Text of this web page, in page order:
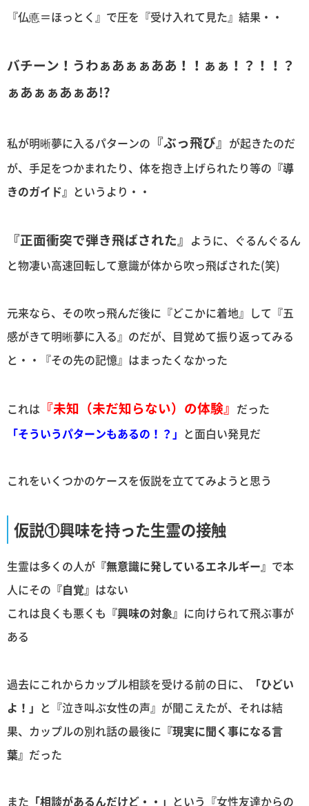
『仏悳＝ほっとく』で圧を『受け入れて見た』結果・・
バチーン！うわぁあぁぁああ！！ぁぁ！？！！？
ぁあぁぁあぁあ!?
私が明晰夢に入るパターンの 『ぶっ飛び』 が起きたのだ
が、手足をつかまれたり、体を抱き上げられたり等の 『導
きのガイド』 というより・・
『正面衝突で弾き飛ばされた』 ように、ぐるんぐるん
と物凄い高速回転して意識が体から吹っ飛ばされた(笑)
元来なら、その吹っ飛んだ後に『どこかに着地』して『五
感がきて明晰夢に入る』のだが、目覚めて振り返ってみる
と・・『その先の記憶』はまったくなかった
これは 『未知（未だ知らない）の体験』 だった
「そういうパターンもあるの！？」 と面白い発見だ
これをいくつかのケースを仮説を立ててみようと思う
仮説①興味を持った生霊の接触
生霊は多くの人が 『無意識に発しているエネルギー』 で本
人にその 『自覚』 はない
これは良くも悪くも 『興味の対象』 に向けられて飛ぶ事が
ある
過去にこれからカップル相談を受ける前の日に、
「ひどい
よ！」 と『泣き叫ぶ女性の声』が聞こえたが、それは結
果、カップルの別れ話の最後に 『現実に聞く事になる言
葉』 だった
また 「相談があるんだけど・・」 という『女性友達からの